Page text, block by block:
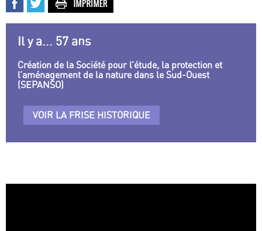
Il y a... 57 ans
Création de la Société pour l’étude, la protection et
l’aménagement de la nature dans le Sud-Ouest
(SEPANSO)
VOIR LA FRISE HISTORIQUE